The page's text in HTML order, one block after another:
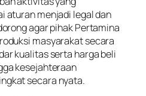
aturan menjadi legal dan
agar pihak Pertamina
masyarakat secara
kualitas serta harga beli
kesejahteraan
secara nyata.